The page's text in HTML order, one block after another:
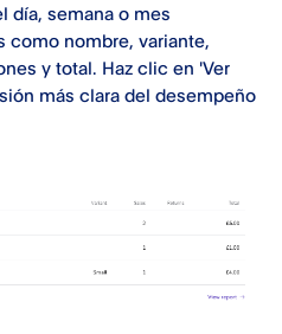
día, semana o mes
como nombre, variante,
y total. Haz clic en 'Ver
más clara del desempeño